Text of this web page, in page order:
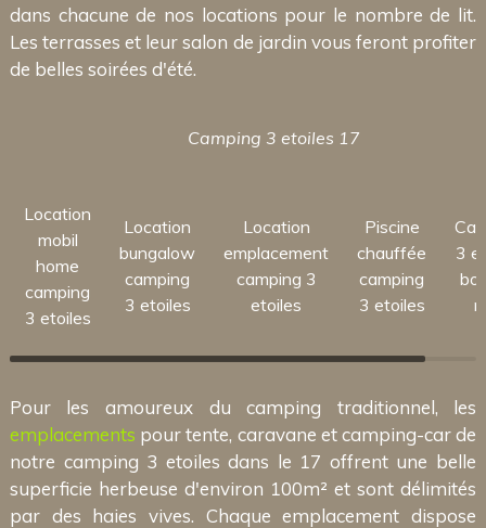
dans chacune de nos locations pour le nombre de lit.
Les terrasses et leur salon de jardin vous feront profiter
de belles soirées d'été.
Camping 3 etoiles 17
Location
mobil
home
camping
3 etoiles
Location
bungalow
camping
3 etoiles
Location
emplacement
camping 3
etoiles
Piscine
chauffée
camping
3 etoiles
3
Pour les amoureux du camping traditionnel, les
emplacements pour tente, caravane et camping-car de
notre camping 3 etoiles dans le 17 offrent une belle
superficie herbeuse d'environ 100m² et sont délimités
par des haies vives. Chaque emplacement dispose